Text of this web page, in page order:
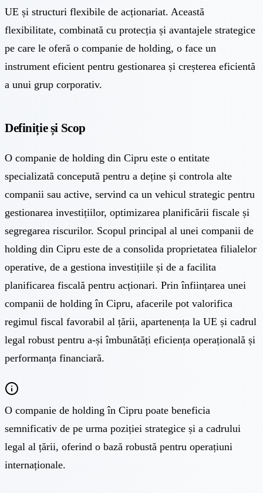
UE și structuri flexibile de acționariat. Această
flexibilitate, combinată cu protecția și avantajele strategice
pe care le oferă o companie de holding, o face un
instrument eficient pentru gestionarea și creșterea eficientă
a unui grup corporativ.
Definiție și Scop
O companie de holding din Cipru este o entitate
specializată concepută pentru a deține și controla alte
companii sau active, servind ca un vehicul strategic pentru
gestionarea investițiilor, optimizarea planificării fiscale și
segregarea riscurilor. Scopul principal al unei companii de
holding din Cipru este de a consolida proprietatea filialelor
operative, de a gestiona investițiile și de a facilita
planificarea fiscală pentru acționari. Prin înființarea unei
companii de holding în Cipru, afacerile pot valorifica
regimul fiscal favorabil al țării, apartenența la UE și cadrul
legal robust pentru a-și îmbunătăți eficiența operațională și
performanța financiară.
O companie de holding în Cipru poate beneficia
semnificativ de pe urma poziției strategice și a cadrului
legal al țării, oferind o bază robustă pentru operațiuni
internaționale.